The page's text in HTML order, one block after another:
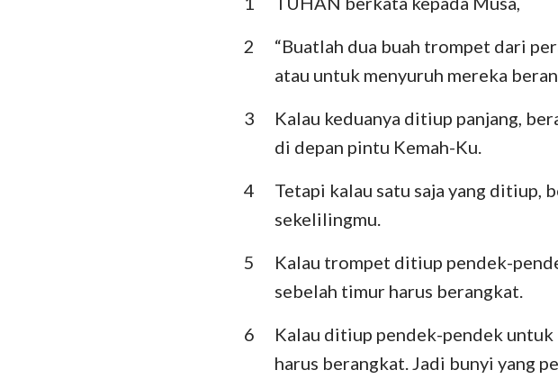
Ulangan Yosua
Hakim-Hakim Rut
I Samuel II Samuel
I Raja-Raja II Raja-Raja
I Tawarikh II Tawarikh
Pengkhotbah Kidung Agung
2
“Buatlah dua buah trompet dari
atau untuk menyuruh mereka
3
Kalau keduanya ditiup panjang,
di depan pintu Kemah-Ku.
4
Tetapi kalau satu saja yang ditiup,
sekelilingmu.
5
Kalau trompet ditiup pendek-
sebelah timur harus berangkat.
6
Kalau ditiup pendek-pendek untuk
harus berangkat. Jadi bunyi yang